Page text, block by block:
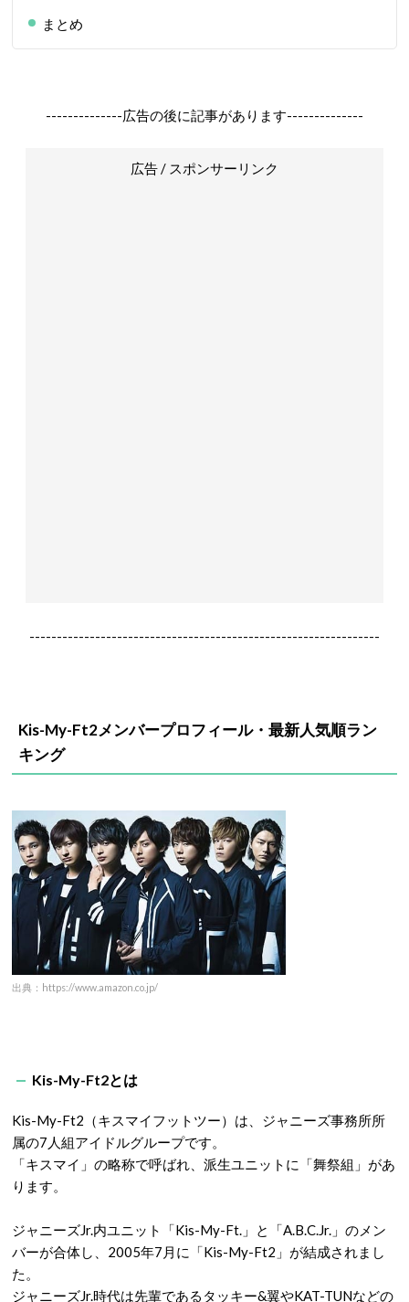
まとめ
--------------広告の後に記事があります--------------
広告 / スポンサーリンク
----------------------------------------------------------------
Kis-My-Ft2メンバープロフィール・最新人気順ラン
キング
出典：https://www.amazon.co.jp/
Kis-My-Ft2とは
Kis-My-Ft2（キスマイフットツー）は、ジャニーズ事務所所
属の7人組アイドルグループです。
「キスマイ」の略称で呼ばれ、派生ユニットに「舞祭組」があ
ります。
ジャニーズJr.内ユニット「Kis-My-Ft.」と「A.B.C.Jr.」のメン
バーが合体し、2005年7月に「Kis-My-Ft2」が結成されまし
た。
ジャニーズJr.時代は先輩であるタッキー&翼やKAT-TUNなどの